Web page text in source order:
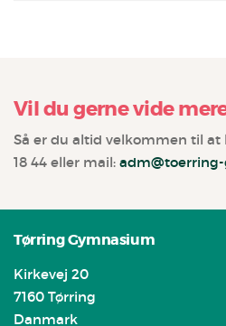
Vil du gerne vide
Så er du altid velkommen til at
18 44 eller mail:
Tørring Gymnasium
Kirkevej 20
7160 Tørring
Danmark